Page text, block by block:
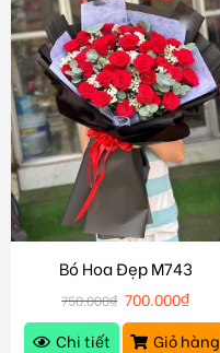
Bó Hoa Đẹp M743
750.000₫ 700.000₫
Chi tiết
Giỏ hàng